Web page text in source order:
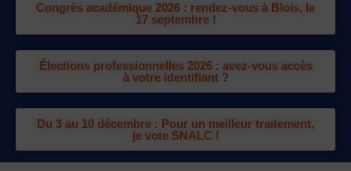
Congrès académique 2026 : rendez-vous à Blois, le
17 septembre !
Élections professionnelles 2026 : avez-vous accès
à votre identifiant ?
Du 3 au 10 décembre : Pour un meilleur traitement,
je vote SNALC !